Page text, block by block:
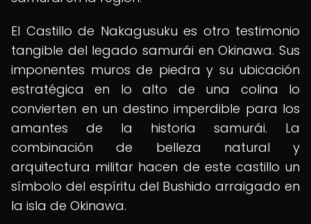
El Castillo de Nakagusuku es otro testimonio
tangible del legado samurái en Okinawa. Sus
imponentes muros de piedra y su ubicación
estratégica en lo alto de una colina lo
convierten en un destino imperdible para los
amantes de la historia samurái. La
combinación de belleza natural y
arquitectura militar hacen de este castillo un
símbolo del espíritu del Bushido arraigado en
la isla de Okinawa.